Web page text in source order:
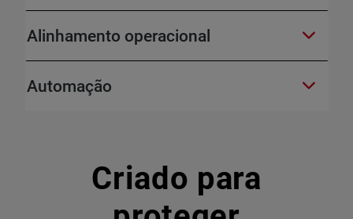
Alinhamento operacional
Automação
Criado para